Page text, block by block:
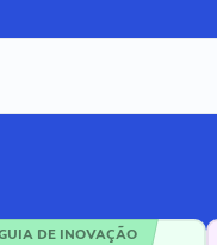
DE INOVAÇÃO